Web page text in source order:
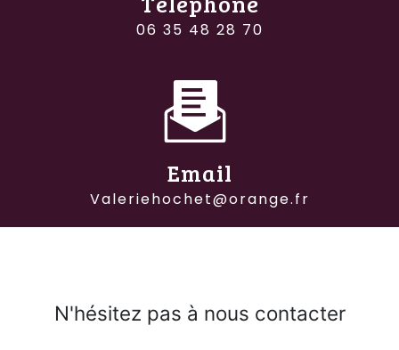
06 35 48 28 70
Email
valeriehochet@orange.fr
N'hésitez pas à nous contacter